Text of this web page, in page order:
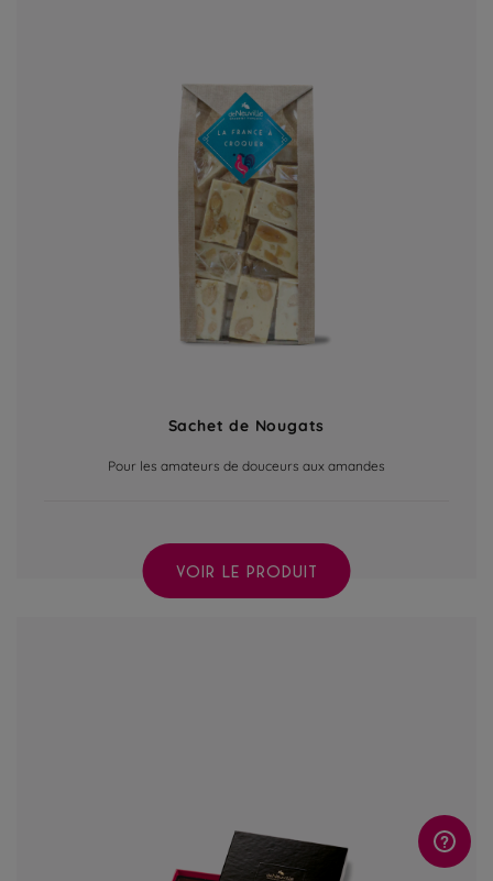
Sachet de Nougats
Pour les amateurs de douceurs aux amandes
VOIR LE PRODUIT